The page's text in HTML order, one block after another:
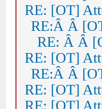
RE: [OT]
RE:Â Â
RE: Â Â
RE: [OT]
RE:Â Â
RE: [OT]
RE: [OT]